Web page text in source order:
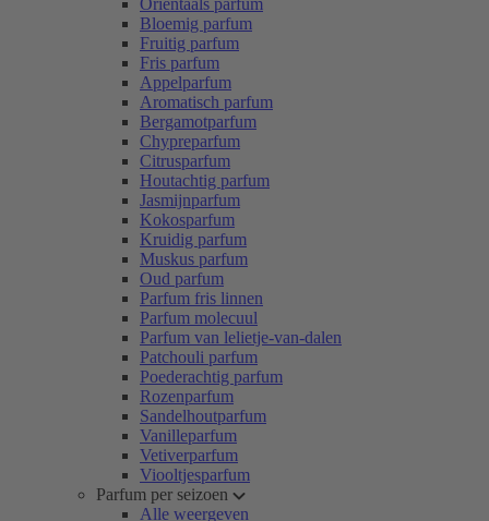
Oriëntaals parfum
Bloemig parfum
Fruitig parfum
Fris parfum
Appelparfum
Aromatisch parfum
Bergamotparfum
Chypreparfum
Citrusparfum
Houtachtig parfum
Jasmijnparfum
Kokosparfum
Kruidig parfum
Muskus parfum
Oud parfum
Parfum fris linnen
Parfum molecuul
Parfum van lelietje-van-dalen
Patchouli parfum
Poederachtig parfum
Rozenparfum
Sandelhoutparfum
Vanilleparfum
Vetiverparfum
Viooltjesparfum
Parfum per seizoen
Alle weergeven